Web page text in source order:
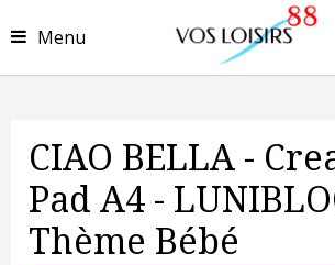
Menu
CIAO BELLA -
Pad A4 -
Thème Bébé